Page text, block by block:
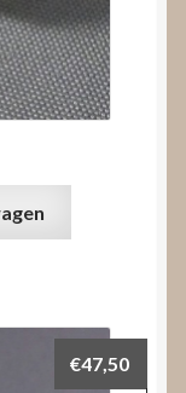
€47,50